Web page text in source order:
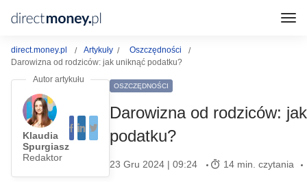
direct.money.pl Artykuły
Oszczędności
Darowizna od rodziców: jak uniknąć podatku?
Klaudia
Spurgiasz
Redaktor
OSZCZĘDNOŚCI
Darowizna od rodziców:
podatku?
23 Gru 2024 | 09:24 14 min. czytania